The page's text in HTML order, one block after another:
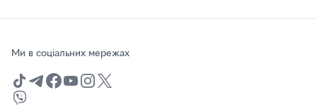
Ми в соціальних мережах